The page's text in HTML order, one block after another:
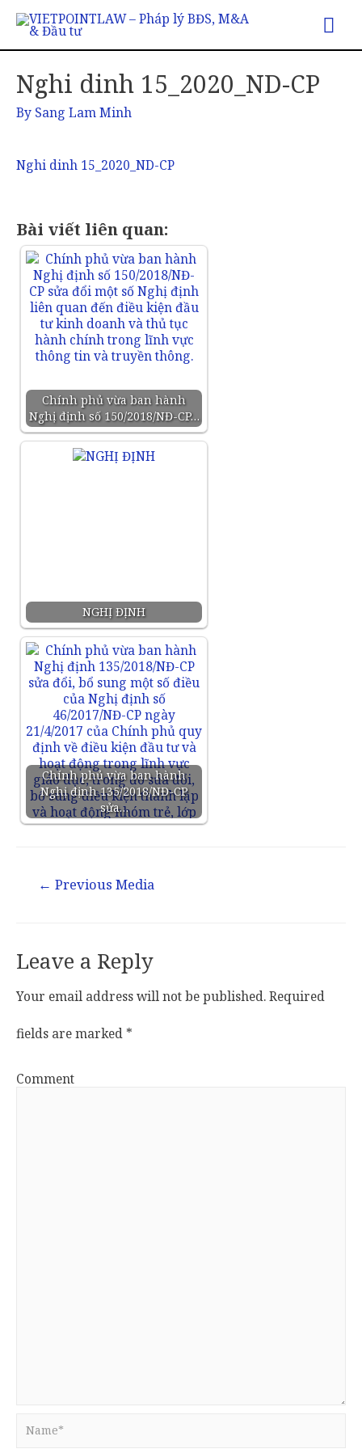
Nghi dinh 15_2020_ND-CP
By Sang Lam Minh
Nghi dinh 15_2020_ND-CP
Bài viết liên quan:
Chính phủ vừa ban hành
Nghị định số 150/2018/NĐ-CP…
NGHỊ ĐỊNH
Chính phủ vừa ban hành
Nghị định 135/2018/NĐ-CP
sửa…
← Previous Media
Leave a Reply
Your email address will not be published.Required
fields are marked *
Comment